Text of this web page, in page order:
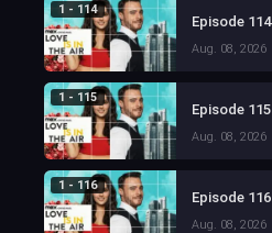
1 - 114
Episode 114
Aug. 08, 2026
1 - 115
Episode 115
Aug. 08, 2026
1 - 116
Episode 116
Aug. 08, 2026